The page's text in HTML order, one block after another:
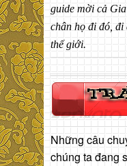
guide mời cả
chân họ đi đó,
thế giới.
Những câu
chúng ta đang